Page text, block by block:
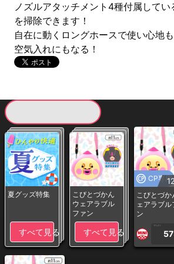
ノズルアタッチメント4種付属して
を掃除できます！
自在に動くロングホースで使い心地も
空気入れにもなる！
夏グッズ特集
すべて見る
こびとづかん
ウェアラブル
ファン
すべて見る
CP専用
こびとづか
ェアラブル
ン
1PLAY